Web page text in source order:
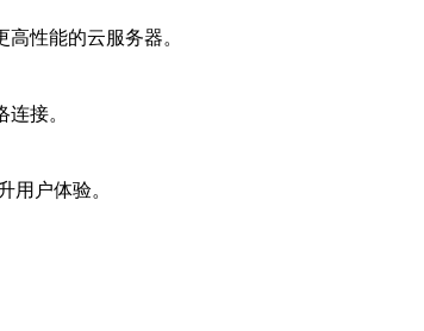
性能的云服务器。
接。
用户体验。